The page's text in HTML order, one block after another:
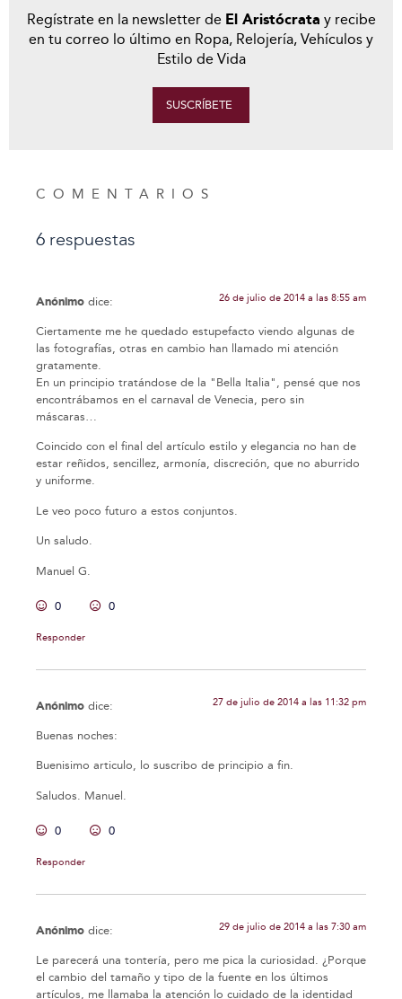
Regístrate en la newsletter de El Aristócrata y recibe
en tu correo lo último en Ropa, Relojería, Vehículos y
Estilo de Vida
SUSCRÍBETE
COMENTARIOS
6 respuestas
Anónimo dice: 26 de julio de 2014 a las 8:55 am
Ciertamente me he quedado estupefacto viendo algunas de
las fotografías, otras en cambio han llamado mi atención
gratamente.
En un principio tratándose de la "Bella Italia", pensé que nos
encontrábamos en el carnaval de Venecia, pero sin
máscaras…
Coincido con el final del artículo estilo y elegancia no han de
estar reñidos, sencillez, armonía, discreción, que no aburrido
y uniforme.
Le veo poco futuro a estos conjuntos.
Un saludo.
Manuel G.
0 0
Responder
Anónimo dice: 27 de julio de 2014 a las 11:32 pm
Buenas noches:
Buenisimo articulo, lo suscribo de principio a fin.
Saludos. Manuel.
0 0
Responder
Anónimo dice: 29 de julio de 2014 a las 7:30 am
Le parecerá una tontería, pero me pica la curiosidad. ¿Porque
el cambio del tamaño y tipo de la fuente en los últimos
artículos, me llamaba la atención lo cuidado de la identidad